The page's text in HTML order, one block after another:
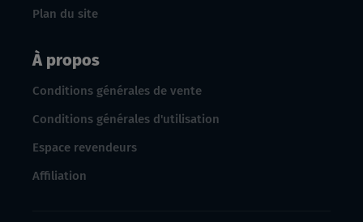
Plan du site
À propos
Conditions générales de vente
Conditions générales d'utilisation
Espace revendeurs
Affiliation